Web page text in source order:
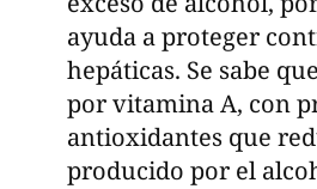
ayuda a proteger
hepáticas. Se sabe
por vitamina A, con
antioxidantes que
producido por el